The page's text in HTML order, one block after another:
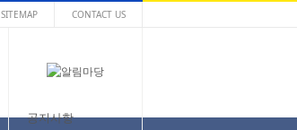
SITEMAP CONTACT US
공지사항